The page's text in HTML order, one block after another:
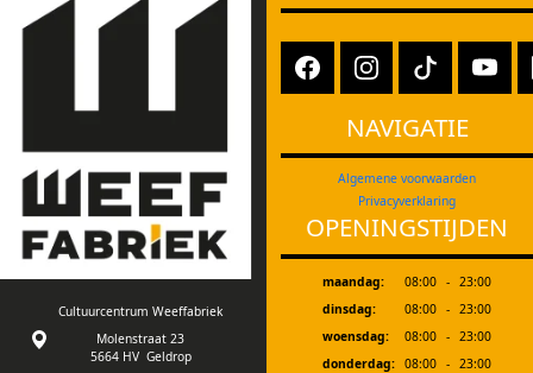
Cultuurcentrum Weeffabriek
Molenstraat 23
5664 HV Geldrop
NAVIGATIE
Algemene voorwaarden
Privacyverklaring
OPENINGSTIJDEN
maandag: 08:00 - 23:00
dinsdag:
08:00 - 23:00
woensdag:
08:00 - 23:00
donderdag: 08:00 - 23:00